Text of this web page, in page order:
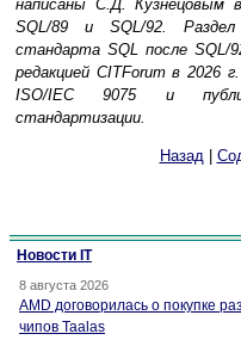
написаны С.Д.
SQL/89 и SQL/92.
стандарта SQL после SQL/
редакцией CITForum в 2026
ISO/IEC 9075 и
стандартизации.
Назад|
Новости IT
8 августа 2026
AMD договорилась о покупке
чипов Taalas